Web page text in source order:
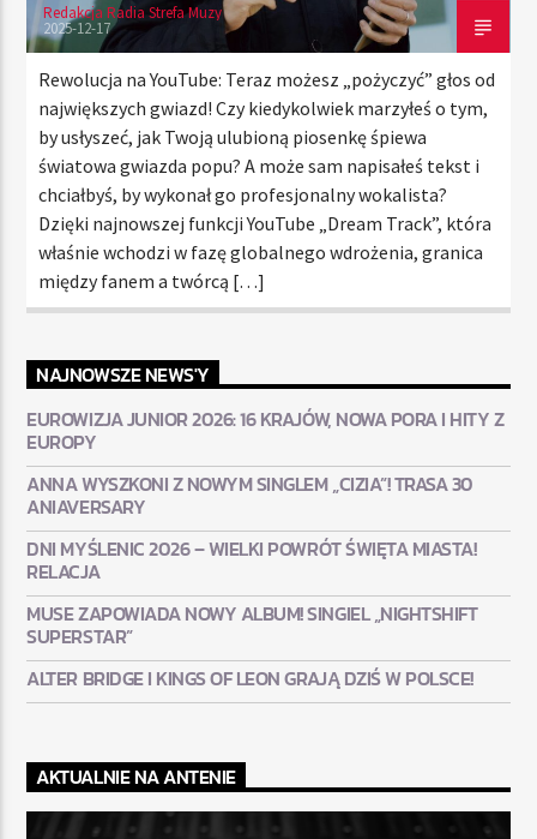
Radio Strefa Muzy
Redakcja Radia Strefa Muzy
2025-12-17
Rewolucja na YouTube: Teraz możesz „pożyczyć” głos od
największych gwiazd! Czy kiedykolwiek marzyłeś o tym,
by usłyszeć, jak Twoją ulubioną piosenkę śpiewa
światowa gwiazda popu? A może sam napisałeś tekst i
chciałbyś, by wykonał go profesjonalny wokalista?
Dzięki najnowszej funkcji YouTube „Dream Track”, która
właśnie wchodzi w fazę globalnego wdrożenia, granica
między fanem a twórcą […]
NAJNOWSZE NEWS'Y
EUROWIZJA JUNIOR 2026: 16 KRAJÓW, NOWA PORA I HITY Z
EUROPY
ANNA WYSZKONI Z NOWYM SINGLEM „CIZIA”! TRASA 30
ANIAVERSARY
DNI MYŚLENIC 2026 – WIELKI POWRÓT ŚWIĘTA MIASTA!
RELACJA
MUSE ZAPOWIADA NOWY ALBUM! SINGIEL „NIGHTSHIFT
SUPERSTAR”
ALTER BRIDGE I KINGS OF LEON GRAJĄ DZIŚ W POLSCE!
AKTUALNIE NA ANTENIE